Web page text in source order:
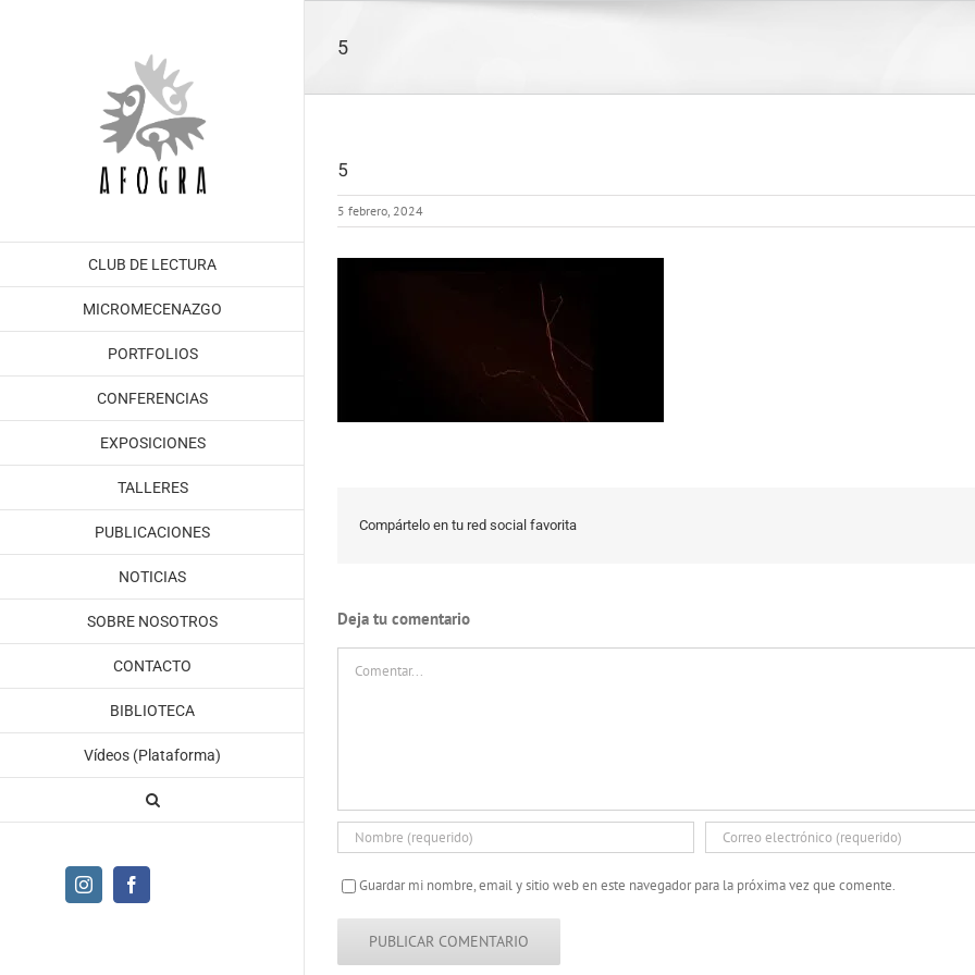
CLUB DE LECTURA
MICROMECENAZGO
PORTFOLIOS
CONFERENCIAS
EXPOSICIONES
TALLERES
PUBLICACIONES
NOTICIAS
SOBRE NOSOTROS
CONTACTO
BIBLIOTECA
Vídeos (Plataforma)
Instagram
5
5
5 febrero, 2024
Compártelo en tu red social favorita
Deja tu comentario
Guardar mi nombre, email y sitio web en este navegador para la próxima vez que comente.